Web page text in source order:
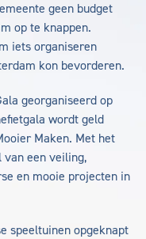
geen budget
op te knappen.
iets organiseren
kon bevorderen.
georganiseerd op
wordt geld
Maken. Met het
een veiling,
en mooie projecten in
speeltuinen opgeknapt